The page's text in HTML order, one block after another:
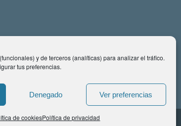
y de terceros (analíticas) para analizar el tráfico.
tus preferencias.
Denegado Ver preferencias
de cookiesPolítica de privacidad